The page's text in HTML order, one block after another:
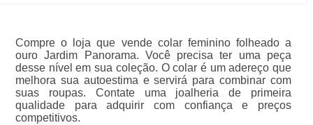
Compre o loja que vende colar feminino folheado a
ouro Jardim Panorama. Você precisa ter uma peça
desse nível em sua coleção. O colar é um adereço que
melhora sua autoestima e servirá para combinar com
suas roupas. Contate uma joalheria de primeira
qualidade para adquirir com confiança e preços
competitivos.